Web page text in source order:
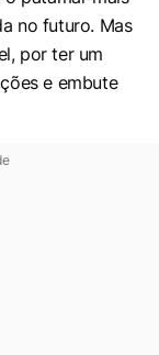
no futuro. Mas
por ter um
e embute